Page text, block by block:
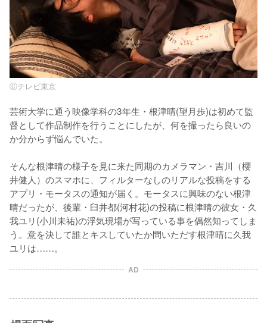
Ⓒテレビ東京
芸術⼤学に通う映像学科の3年⽣・根津晴(望⽉歩)は初めて監
督として作品制作を⾏うことにしたが、何を撮ったら良いの
か分からず悩んでいた。
そんな根津晴の様⼦を⾒に来た同期のカメラマン・吉川（櫻
井健⼈）のスマホに、フィルターなしのリアルな投稿をする
アプリ・モータスの通知が届く。モータスに興味のない根津
晴だったが、後輩・⾅井都(河村花)の投稿に根津晴の彼⼥・久
我ユリ(⼩川未祐)の浮気現場が写っている事を偶然知ってしま
う。意を決して誰とキスしていたか問いただす根津晴に久我
ユリは……。
AD